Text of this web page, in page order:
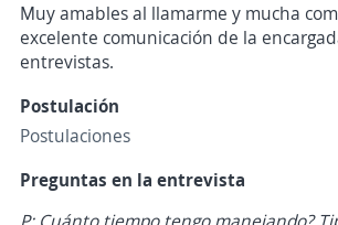
Muy amables al llamarme y mucha
excelente comunicación de la
entrevistas.
Postulación
Postulaciones
Preguntas en la entrevista